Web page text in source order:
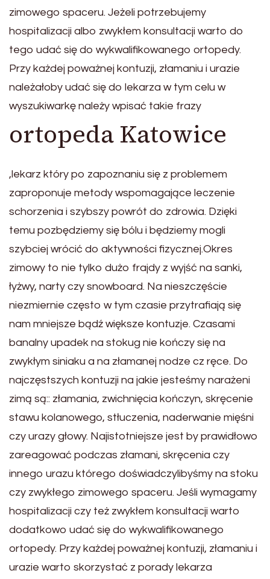
zimowego spaceru. Jeżeli potrzebujemy
hospitalizacji albo zwykłem konsultacji warto do
tego udać się do wykwalifikowanego ortopedy.
Przy każdej poważnej kontuzji, złamaniu i urazie
należałoby udać się do lekarza w tym celu w
wyszukiwarkę należy wpisać takie frazy
ortopeda Katowice
,lekarz który po zapoznaniu się z problemem
zaproponuje metody wspomagające leczenie
schorzenia i szybszy powrót do zdrowia. Dzięki
temu pozbędziemy się bólu i będziemy mogli
szybciej wrócić do aktywności fizycznej.Okres
zimowy to nie tylko dużo frajdy z wyjść na sanki,
łyżwy, narty czy snowboard. Na nieszczęście
niezmiernie często w tym czasie przytrafiają się
nam mniejsze bądź większe kontuzje. Czasami
banalny upadek na stokug nie kończy się na
zwykłym siniaku a na złamanej nodze cz ręce. Do
najczęstszych kontuzji na jakie jesteśmy narażeni
zimą są:: złamania, zwichnięcia kończyn, skręcenie
stawu kolanowego, stłuczenia, naderwanie mięśni
czy urazy głowy. Najistotniejsze jest by prawidłowo
zareagować podczas złamani, skręcenia czy
innego urazu którego doświadczylibyśmy na stoku
czy zwykłego zimowego spaceru. Jeśli wymagamy
hospitalizacji czy też zwykłem konsultacji warto
dodatkowo udać się do wykwalifikowanego
ortopedy. Przy każdej poważnej kontuzji, złamaniu i
urazie warto skorzystać z porady lekarza